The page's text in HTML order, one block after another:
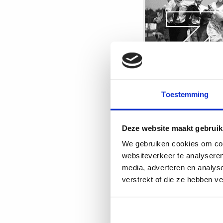
Toestemming
Deze website maakt
We gebruiken cookies om
websiteverkeer te
media, adverteren en
verstrekt of die ze hebben
het
MBO
en
Lees
meer
Petitie
voor
lagere
werkdruk